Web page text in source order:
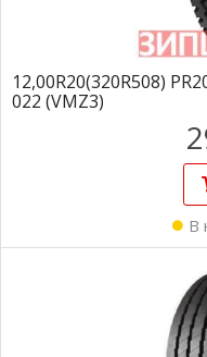
12,00R20(320R508)
022 (VMZ3)
В